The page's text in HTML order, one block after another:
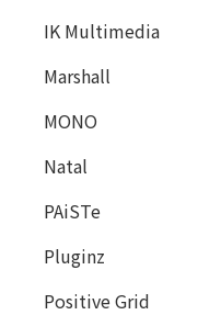
IK Multimedia
Marshall
MONO
Natal
PAiSTe
Pluginz
Positive Grid